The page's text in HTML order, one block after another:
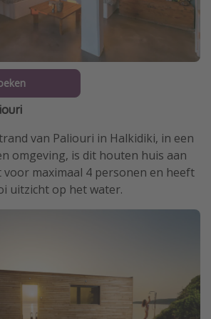
van Paliouri in Halkidiki, in een
omgeving, is dit houten huis aan
maximaal 4 personen en heeft
uitzicht op het water.